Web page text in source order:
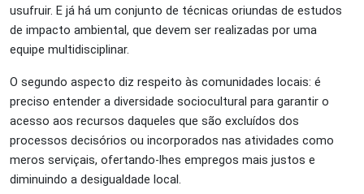
usufruir. E já há um conjunto de técnicas oriundas de estudos
de impacto ambiental, que devem ser realizadas por uma
equipe multidisciplinar.
O segundo aspecto diz respeito às comunidades locais: é
preciso entender a diversidade sociocultural para garantir o
acesso aos recursos daqueles que são excluídos dos
processos decisórios ou incorporados nas atividades como
meros serviçais, ofertando-lhes empregos mais justos e
diminuindo a desigualdade local.